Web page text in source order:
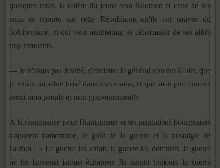
quelques mois, la colère du jeune von Salomon et celle de ses
amis se reporte sur cette République qu'ils ont sauvée du
bolchevisme, et qui veut maintenant se débarrasser de ses alliés
trop remuants.
— Je n'avais pas deviné, s'exclame le général von der Goltz, que
je tenais un sabre brisé dans mes mains, et que mon pire ennemi
serait mon peuple et mon gouvernement!»
A la répugnance pour l'humanisme et les institutions bourgeoises
s'ajoutent l'amertume, le goût de la guerre et la nostalgie de
l'action : « La guerre les tenait, la guerre les dominait, la guerre
ne les laisserait jamais échapper. Ils auront toujours la guerre